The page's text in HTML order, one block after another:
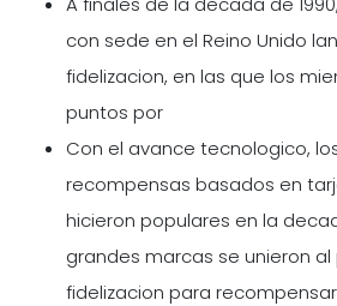
con sede en el Reino Unido
fidelizacion, en las que los
puntos por
Con el avance tecnologico,
recompensas basados en
hicieron populares en la
grandes marcas se unieron
fidelizacion para